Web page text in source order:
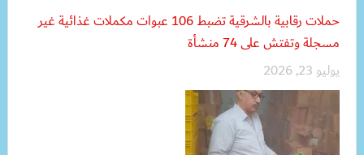
حملات رقابية بالشرقية تضبط 106 عبوات مكملات غذائية غير
مسجلة وتفتش على 74 منشأة
يوليو 23, 2026